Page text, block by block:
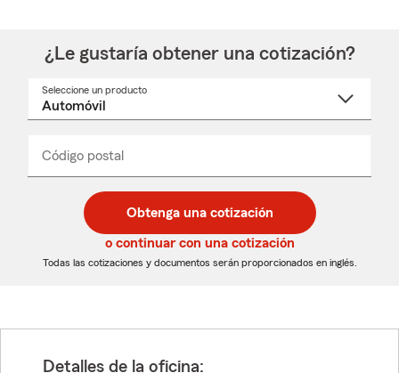
¿Le gustaría obtener una cotización?
Seleccione un producto
desplegable
Código postal
de
5
dígitos
de
5
dígitos
_____
Obtenga una cotización
o continuar con una cotización
Todas las cotizaciones y documentos serán proporcionados en inglés.
Detalles de la oficina: